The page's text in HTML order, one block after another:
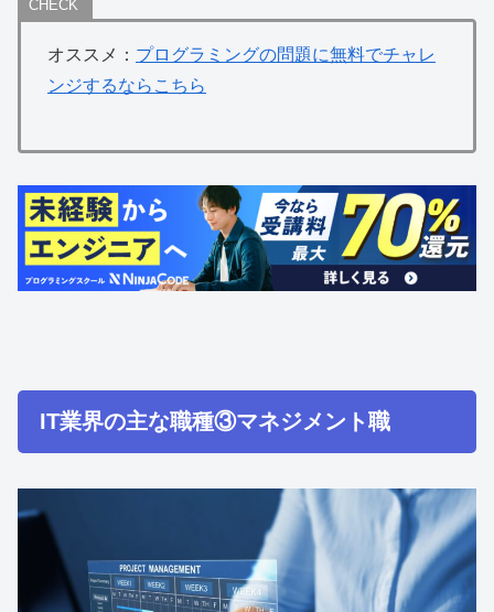
オススメ： プログラミングの問題に無料でチャレ
ンジするならこちら
IT業界の主な職種③マネジメント職